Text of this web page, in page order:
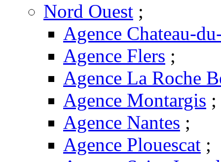
Nord Ouest ;
Agence Chateau-
Agence Flers ;
Agence La Roche
Agence Montargis ;
Agence Nantes ;
Agence Plouescat ;